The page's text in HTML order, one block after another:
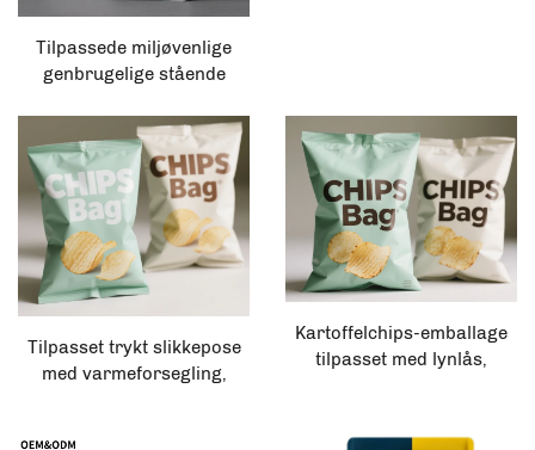
Tilpassede miljøvenlige
genbrugelige stående
brune, til emballage af
tørret frugt, hvide og brune
tilpassede plastikposer
Tilpasset trykt slikkepose
med varmeforsegling,
Kartoffelchips-emballage
tilpasset med lynlås,
og chips